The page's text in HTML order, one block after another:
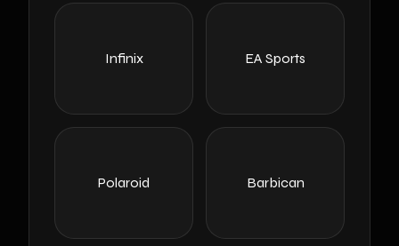
EA Sports
Infinix
Barbican
Polaroid